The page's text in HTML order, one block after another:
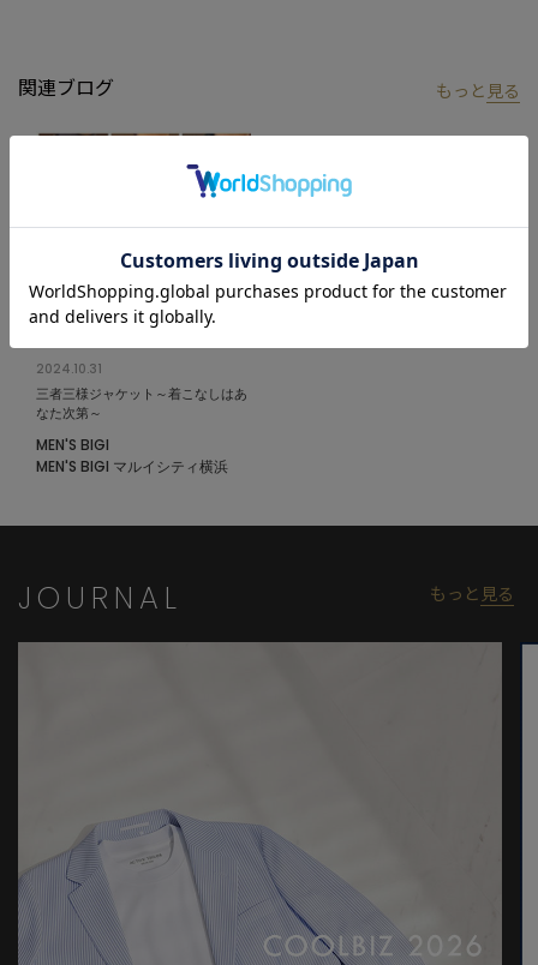
関連ブログ もっと 見る
2024.10.31
三者三様ジャケット～着こなしはあ
なた次第～
MEN'S BIGI
MEN'S BIGI マルイシティ横浜
JOURNAL もっと 見る